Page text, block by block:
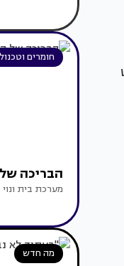
חומרים
הבריכה
מערכת בית ונוי
מה חדש